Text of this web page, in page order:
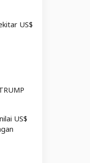
US$
US$